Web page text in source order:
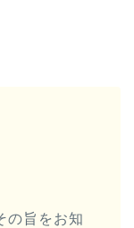
の旨をお知